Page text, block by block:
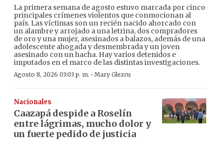
La primera semana de agosto estuvo marcada por cinco
principales crímenes violentos que conmocionan al
país. Las víctimas son un recién nacido ahorcado con
un alambre y arrojado a una letrina, dos compradores
de oro y una mujer, asesinados a balazos, además de una
adolescente ahogada y desmembrada y un joven
asesinado con un hacha. Hay varios detenidos e
imputados en el marco de las distintas investigaciones.
Agosto 8, 2026 03:03 p. m. · Mary Glezcu
Nacionales
Caazapá despide a Roselín
entre lágrimas, mucho dolor y
un fuerte pedido de justicia